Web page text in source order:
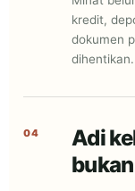
kredit,
dokumen
dihentikan.
04
Adi